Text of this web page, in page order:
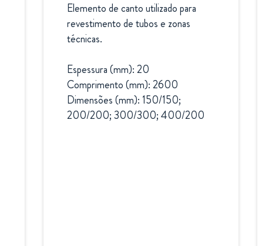
Elemento de canto utilizado para
revestimento de tubos e zonas
técnicas.
Espessura (mm): 20
Comprimento (mm): 2600
Dimensões (mm): 150/150;
200/200; 300/300; 400/200